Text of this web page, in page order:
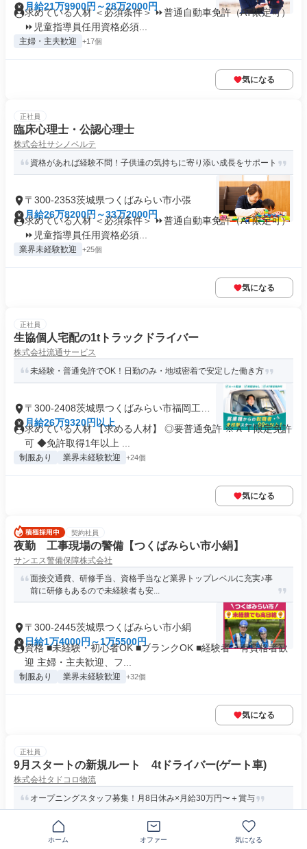
月給21万9900円～28万2000円
求めている人材 ＜必須条件＞ ⏩普通自動車免許（AT限定可）
⏩児童指導員任用資格必須...
主婦・主夫歓迎 +17個
気になる
正社員
臨床心理士・公認心理士
株式会社サシノベルテ
資格があれば経験不問！子供達の気持ちに寄り添い成長をサポート
〒300-2353茨城県つくばみらい市小張
月給26万8200円～33万2000円
求めている人材 ＜必須条件＞ ⏩普通自動車免許（AT限定可）
⏩児童指導員任用資格必須...
業界未経験歓迎 +25個
気になる
正社員
生協個人宅配の1tトラックドライバー
株式会社流通サービス
未経験・普通免許でOK！日勤のみ・地域密着で安定した働き方
〒300-2408茨城県つくばみらい市福岡工業
団地
月給26万9320円以上
求めている人材 【求める人材】 ◎要普通免許 ※ＡＴ限定免許
可 ◆免許取得1年以上 ...
制服あり 業界未経験歓迎 +24個
気になる
契約社員
夜勤 工事現場の警備【つくばみらい市小絹】
サンエス警備保障株式会社
面接交通費、研修手当、資格手当など業界トップレベルに充実♪事
前に研修もあるので未経験者も安...
〒300-2445茨城県つくばみらい市小絹
日給1万4000円～1万5500円
資格 ■未経験・初心者OK ■ブランクOK ■経験者・有資格者歓
迎 主婦・主夫歓迎、フ...
制服あり 業界未経験歓迎 +32個
気になる
正社員
9月スタートの新規ルート 4tドライバー(ゲート車)
株式会社タドコロ物流
オープニングスタッフ募集！月8日休み×月給30万円〜＋賞与
〒300-2417茨城県つくばみらい市富士見ヶ
ホーム オファー 気になる